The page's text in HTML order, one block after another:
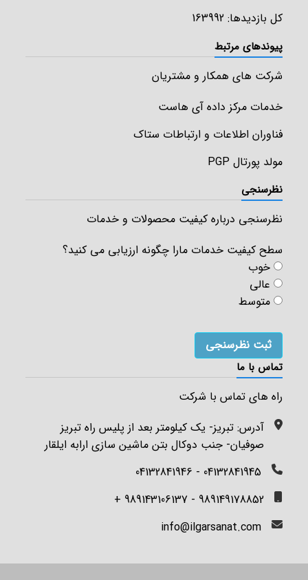
کل بازدیدها: 163992
پیوندهای مرتبط
شرکت های همکار و مشتریان
خدمات مرکز داده آی هاست
فناوران اطلاعات و ارتباطات ستاک
مولد پورتال PGP
نظرسنجی
نظرسنجی درباره کیفیت محصولات و خدمات
سطح کیفیت خدمات مارا چگونه ارزیابی می کنید؟
خوب
عالی
متوسط
تماس با ما
راه های تماس با شرکت
آدرس: تبریز- یک کیلومتر بعد از پلیس راه تبریز
صوفیان- جنب دوکال بتن ماشین سازی ارابه ایلقار
04132841945 - 04132841946
989149178852 - 989143106137 +
info@ilgarsanat.com